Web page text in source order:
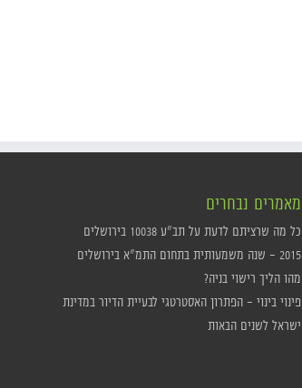
מאמרים נבחרים
כל מה שרציתם לדעת על תב"ע 10038 בירושלים
2015 – שנה משמעותית בתחום התמ"א בירושלים
מהו הליך רישוי בניה?
פינוי בינוי – הפתרון האסטרטגי לבעיית הדיור במדינת
ישראל לשנים הבאות